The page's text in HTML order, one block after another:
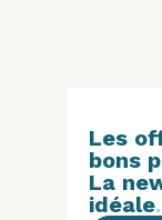
Les
bons
La
idéale.